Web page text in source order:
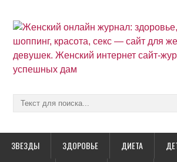
ЗВЕЗДЫ ЗДОРОВЬЕ ДИЕТА